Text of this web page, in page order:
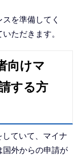
を準備してく
ただきます。
向けマ
する方
ていて、マイナ
国外からの申請が